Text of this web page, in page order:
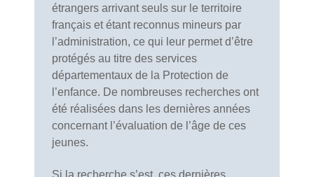
étrangers arrivant seuls sur le territoire
français et étant reconnus mineurs par
l’administration, ce qui leur permet d’être
protégés au titre des services
départementaux de la Protection de
l’enfance. De nombreuses recherches ont
été réalisées dans les dernières années
concernant l’évaluation de l’âge de ces
jeunes.
Si la recherche s’est, ces dernières